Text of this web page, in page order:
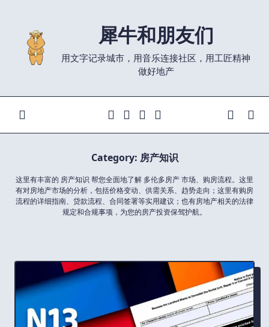
content
犀牛和朋友们
用文字记录城市，用音乐连接社区，用工匠精神
做好地产
Category: 房产知识
这里有丰富的 房产知识 帮您全面地了解 多伦多房产 市场、购房流程。这里
有对房地产市场的分析，包括价格变动、供需关系、趋势走向；这里有购房
流程的详细指南、贷款流程、合同签署等实用建议；也有房地产相关的法律
规定和合规事项，为您的房产投资保驾护航。